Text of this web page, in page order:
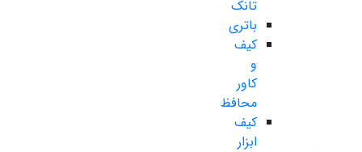
تانک
باتری
کیف
و
کاور
محافظ
کیف
ابزار